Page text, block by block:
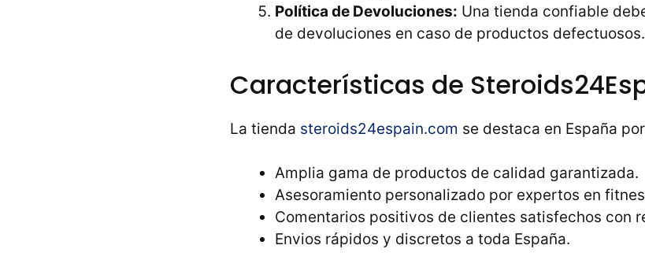
Política de Devoluciones: Una tienda confiable
de devoluciones en caso de productos defectuosos.
Características de
La tienda steroids24espain.com se destaca en España
Amplia gama de productos de calidad garantizada.
Asesoramiento personalizado por expertos en
Comentarios positivos de clientes satisfechos con
Envios rápidos y discretos a toda España.